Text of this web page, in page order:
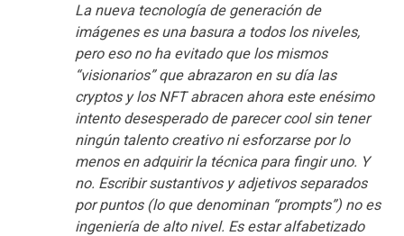
La nueva tecnología de generación de
imágenes es una basura a todos los niveles,
pero eso no ha evitado que los mismos
“visionarios” que abrazaron en su día las
cryptos y los NFT abracen ahora este enésimo
intento desesperado de parecer cool sin tener
ningún talento creativo ni esforzarse por lo
menos en adquirir la técnica para fingir uno. Y
no. Escribir sustantivos y adjetivos separados
por puntos (lo que denominan “prompts”) no es
ingeniería de alto nivel. Es estar alfabetizado